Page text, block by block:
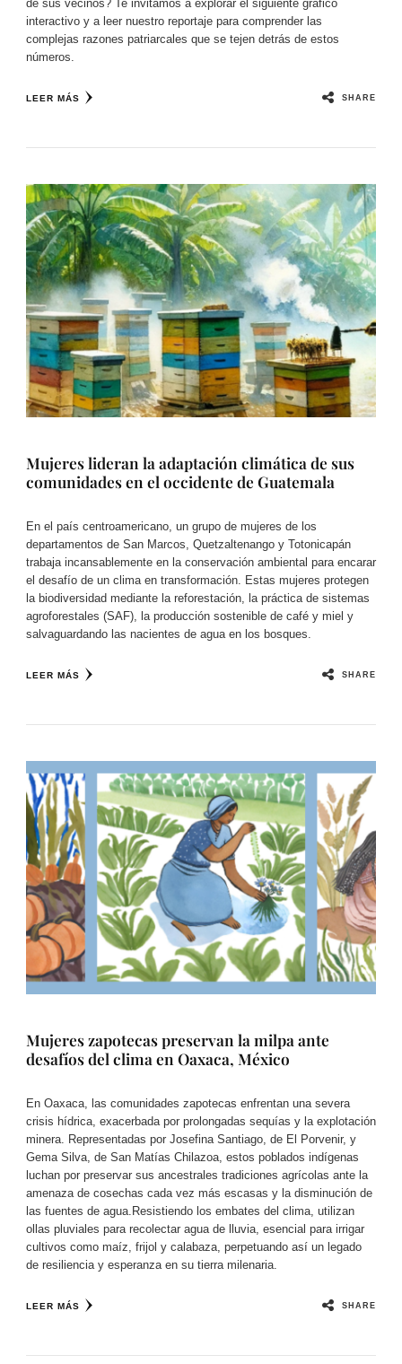
de sus vecinos? Te invitamos a explorar el siguiente gráfico
interactivo y a leer nuestro reportaje para comprender las
complejas razones patriarcales que se tejen detrás de estos
números.
LEER MÁS SHARE
Mujeres lideran la adaptación climática de sus
comunidades en el occidente de Guatemala
En el país centroamericano, un grupo de mujeres de los
departamentos de San Marcos, Quetzaltenango y Totonicapán
trabaja incansablemente en la conservación ambiental para encarar
el desafío de un clima en transformación. Estas mujeres protegen
la biodiversidad mediante la reforestación, la práctica de sistemas
agroforestales (SAF), la producción sostenible de café y miel y
salvaguardando las nacientes de agua en los bosques.
LEER MÁS SHARE
Mujeres zapotecas preservan la milpa ante
desafíos del clima en Oaxaca, México
En Oaxaca, las comunidades zapotecas enfrentan una severa
crisis hídrica, exacerbada por prolongadas sequías y la explotación
minera. Representadas por Josefina Santiago, de El Porvenir, y
Gema Silva, de San Matías Chilazoa, estos poblados indígenas
luchan por preservar sus ancestrales tradiciones agrícolas ante la
amenaza de cosechas cada vez más escasas y la disminución de
las fuentes de agua.Resistiendo los embates del clima, utilizan
ollas pluviales para recolectar agua de lluvia, esencial para irrigar
cultivos como maíz, frijol y calabaza, perpetuando así un legado
de resiliencia y esperanza en su tierra milenaria.
LEER MÁS SHARE